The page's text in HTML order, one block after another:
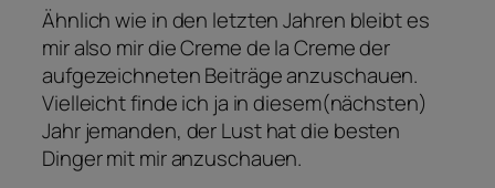
Ähnlich wie in den letzten Jahren bleibt es
mir also mir die Creme de la Creme der
aufgezeichneten Beiträge anzuschauen.
Vielleicht finde ich ja in diesem(nächsten)
Jahr jemanden, der Lust hat die besten
Dinger mit mir anzuschauen.